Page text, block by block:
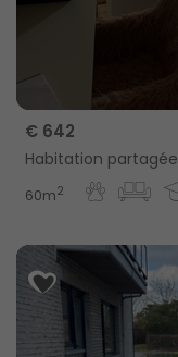
€ 642
Habitation partagée
60m2